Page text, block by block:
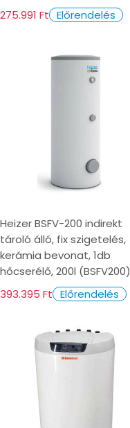
275.991 Ft Előrendelés
Heizer BSFV-200 indirekt
tároló álló, fix szigetelés,
kerámia bevonat, 1db
hőcserélő, 200l (BSFV200)
393.395 Ft Előrendelés